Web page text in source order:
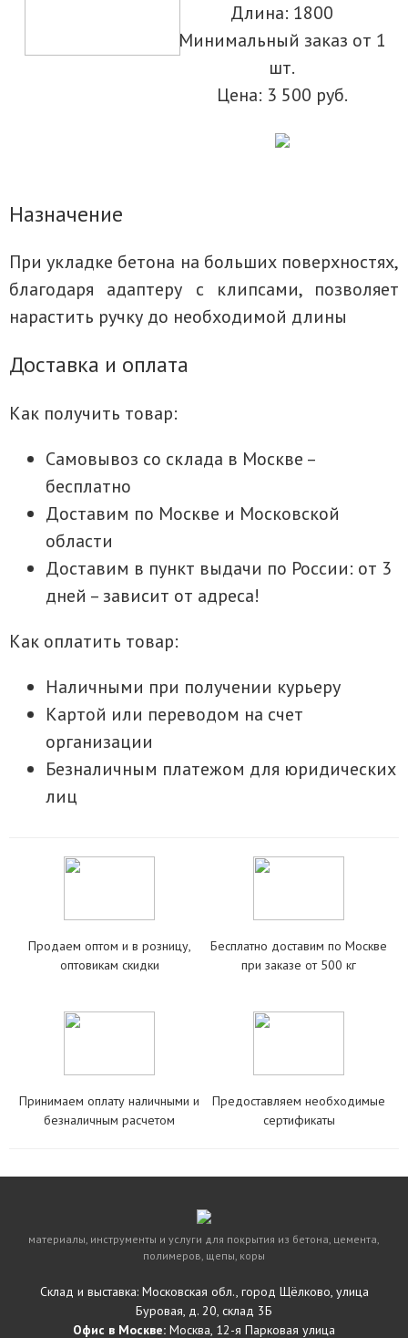
Длина: 1800
Минимальный заказ от 1
шт.
Цена: 3 500 руб.
Назначение
При укладке бетона на больших поверхностях,
благодаря адаптеру с клипсами, позволяет
нарастить ручку до необходимой длины
Доставка и оплата
Как получить товар:
Самовывоз со склада в Москве –
бесплатно
Доставим по Москве и Московской
области
Доставим в пункт выдачи по России: от 3
дней – зависит от адреса!
Как оплатить товар:
Наличными при получении курьеру
Картой или переводом на счет
организации
Безналичным платежом для юридических
лиц
Продаем оптом и в розницу,
оптовикам скидки
Бесплатно доставим по Москве
при заказе от 500 кг
Принимаем оплату наличными и
безналичным расчетом
Предоставляем необходимые
сертификаты
материалы, инструменты и услуги для покрытия из бетона, цемента,
полимеров, щепы, коры
Склад и выставка: Московская обл., город Щёлково, улица
Буровая, д. 20, склад 3Б
Офис в Москве: Москва, 12-я Парковая улица